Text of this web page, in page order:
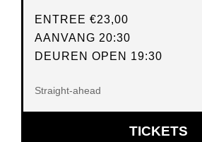
ENTREE €23,00
AANVANG 20:30
DEUREN OPEN 19:30
Straight-ahead
TICKETS